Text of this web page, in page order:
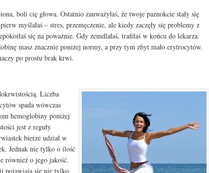
boli cię głowa. Ostatnio zauważyłaś, że twoje paznokcie stały się
myślałaś – stres, przemęczenie, ale kiedy zaczęły się problemy z
się na poważnie. Gdy zemdlałaś, trafiłaś w końcu do lekarza.
masz znacznie poniżej normy, a przy tym zbyt mało erytrocytów.
po prostu brak krwi.
Liczba
spada wówczas
hemoglobiny poniżej
jest z reguły
bierze udział w
Jednak nie tylko o ilość
również o jego jakość.
pojawiają się nie tylko